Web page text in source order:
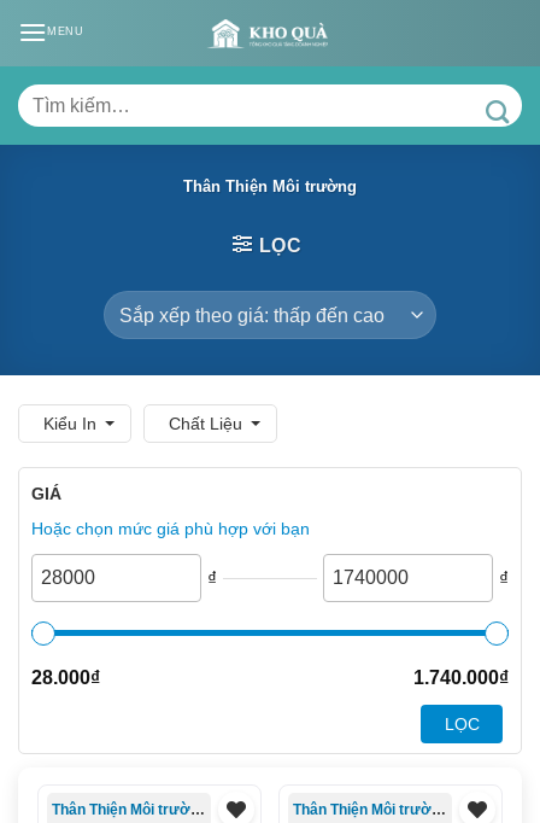
MENU
Tìm
kiếm:
Thân Thiện Môi trường
LỌC
Kiểu In Chất Liệu
GIÁ
Hoặc chọn mức giá phù hợp với bạn
₫ ₫
28.000₫ 1.740.000₫
LỌC
Thân Thiện Môi trường Thân Thiện Môi trường